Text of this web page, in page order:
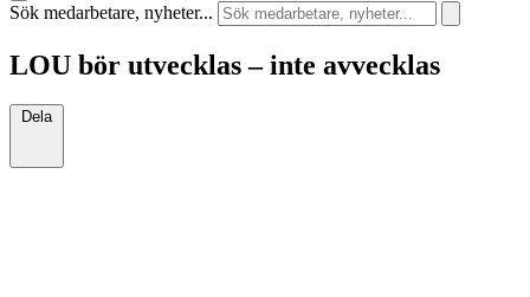
Sök medarbetare, nyheter...
LOU bör utvecklas – inte avvecklas
Dela